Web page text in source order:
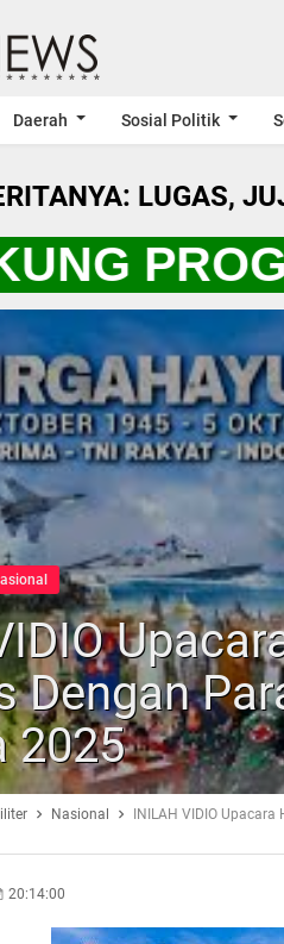
Daerah Sosial Politik
LUGAS,
Dengan
2025
Nasional
INILAH VIDIO
20:14:00